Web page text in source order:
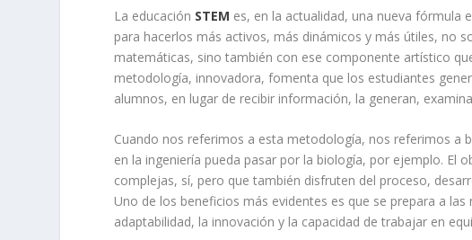
La educación STEM es, en la actualidad, una nueva fórmula
para hacerlos más activos, más dinámicos y más útiles, no
matemáticas, sino también con ese componente artístico
metodología, innovadora, fomenta que los estudiantes
alumnos, en lugar de recibir información, la generan,
Cuando nos referimos a esta metodología, nos referimos a
en la ingeniería pueda pasar por la biología, por ejemplo. El
complejas, sí, pero que también disfruten del proceso,
Uno de los beneficios más evidentes es que se prepara a
adaptabilidad, la innovación y la capacidad de trabajar en